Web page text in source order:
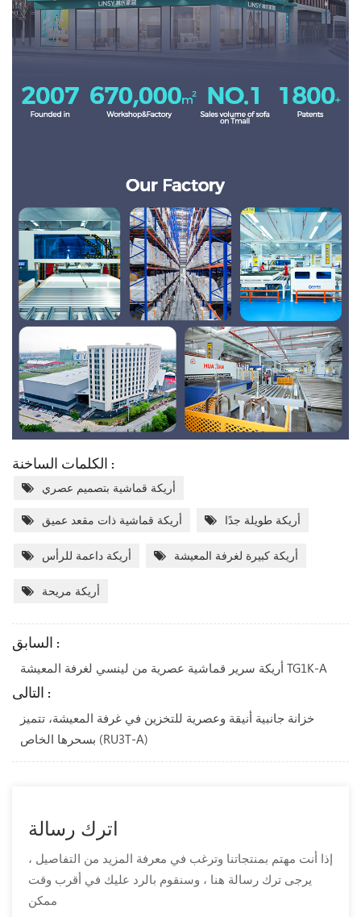
الكلمات الساخنة :
أريكة قماشية بتصميم عصري
أريكة قماشية ذات مقعد عميق أريكة طويلة جدًا
أريكة داعمة للرأس أريكة كبيرة لغرفة المعيشة
أريكة مريحة
السابق :
أريكة سرير قماشية عصرية من لينسي لغرفة المعيشة TG1K-A
التالى :
خزانة جانبية أنيقة وعصرية للتخزين في غرفة المعيشة، تتميز
بسحرها الخاص (RU3T-A)
اترك رسالة
إذا أنت مهتم بمنتجاتنا وترغب في معرفة المزيد من التفاصيل ،
يرجى ترك رسالة هنا ، وسنقوم بالرد عليك في أقرب وقت
ممكن